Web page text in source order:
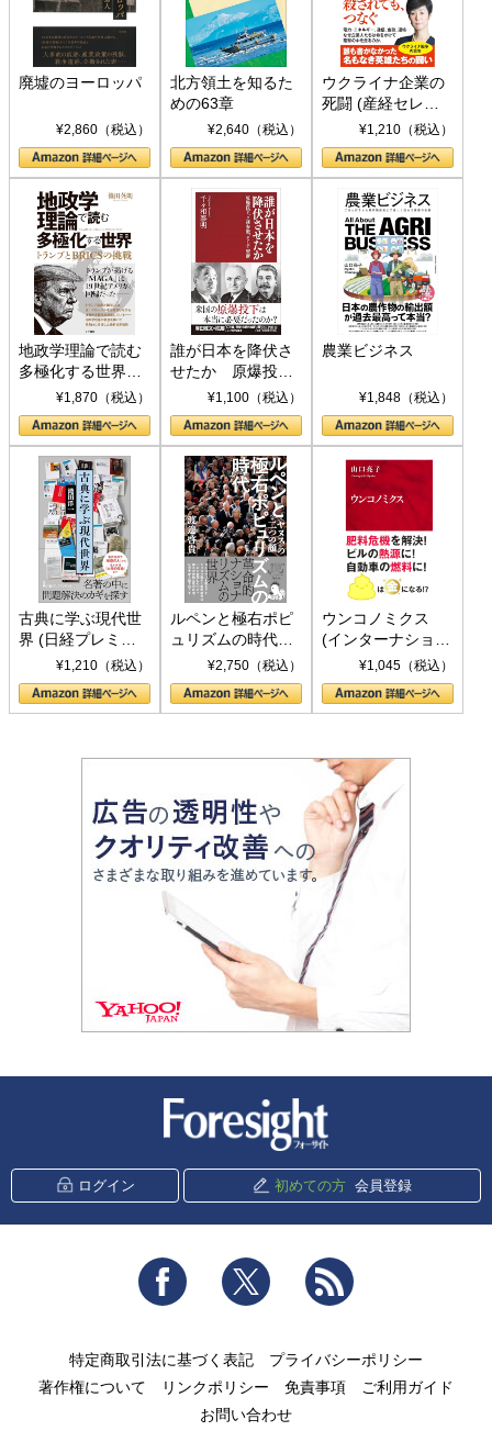
廃墟のヨーロッパ
¥2,860（税込）
北方領土を知るた
めの63章
¥2,640（税込）
ウクライナ企業の
死闘 (産経セレク
ト S 039)¥1,210（税込）
地政学理論で読む
多極化する世界：
トランプとBRICS
の挑戦
¥1,870（税込）
誰が日本を降伏さ
せたか 原爆投
下、ソ連参戦、そ
して聖断 (PHP新
書)
¥1,100（税込）
農業ビジネス
¥1,848（税込）
古典に学ぶ現代世
界 (日経プレミア
シリーズ)¥1,210（税込）
ルペンと極右ポピ
ュリズムの時代：
〈ヤヌス〉の二つ
の顔
¥2,750（税込）
ウンコノミクス
(インターナショナ
ル新書)¥1,045（税込）
ログイン 初めての方 会員登録
Facebook Twitter
特定商取引法に基づく表記
プライバシーポリシー
著作権について
リンクポリシー 免責事項
ご利用ガイド
お問い合わせ